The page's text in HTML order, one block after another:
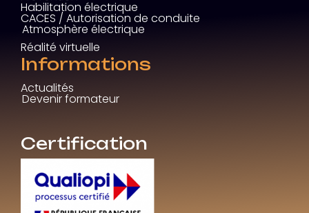
Habilitation électrique
CACES / Autorisation de conduite
Atmosphère électrique
Réalité virtuelle
Informations
Actualités
Devenir formateur
Certification